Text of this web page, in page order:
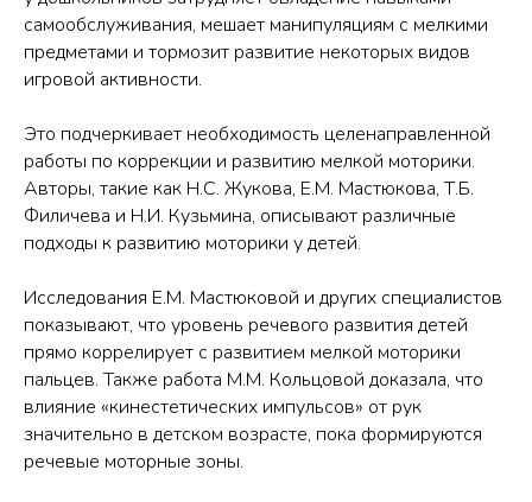
самообслуживания, мешает манипуляциям с мелкими
предметами и тормозит развитие некоторых видов
игровой активности.
Это подчеркивает необходимость целенаправленной
работы по коррекции и развитию мелкой моторики.
Авторы, такие как Н.С. Жукова, Е.М. Мастюкова, Т.Б.
Филичева и Н.И. Кузьмина, описывают различные
подходы к развитию моторики у детей.
Исследования Е.М. Мастюковой и других специалистов
показывают, что уровень речевого развития детей
прямо коррелирует с развитием мелкой моторики
пальцев. Также работа М.М. Кольцовой доказала, что
влияние «кинестетических импульсов» от рук
значительно в детском возрасте, пока формируются
речевые моторные зоны.